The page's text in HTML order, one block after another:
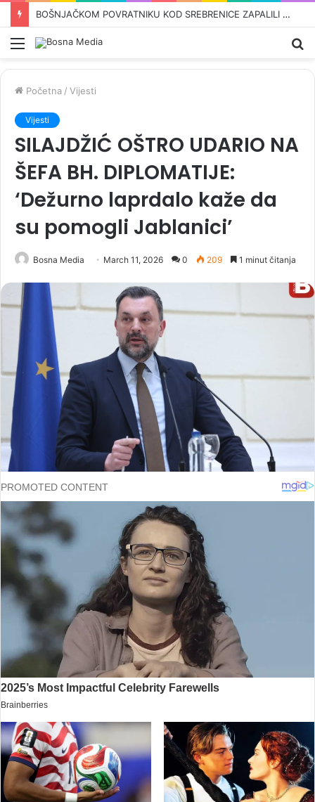
OVO SU KANDIDATI SNSD-a ZA PARLAMENT BiH: Pored Vulićke i Amidžića tu su i…
Meni
Početna / Vijesti
Vijesti
SILAJDŽIĆ OŠTRO UDARIO NA
ŠEFA BH. DIPLOMATIJE:
‘Dežurno laprdalo kaže da
su pomogli Jablanici’
Bosna Media March 11, 2026 0 209 1 minut čitanja